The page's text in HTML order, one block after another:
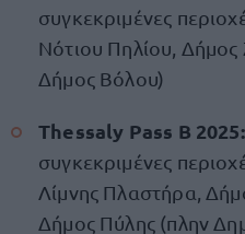
συγκεκριμένες
Νότιου Πηλίου,
Δήμος Βόλου)
Thessaly Pass B 2025:
συγκεκριμένες
Λίμνης Πλαστήρα,
Δήμος Πύλης (πλην